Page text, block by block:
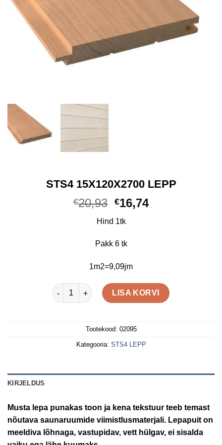
STS4 15X120X2700 LEPP
€20,93 Algne
oli:
€20,93.
€16,74Praegune
Hind 1tk
Pakk 6 tk
1m2=9,09jm
STS4 15X120X2700 LEPP kogus
LISA KORVI
Tootekood: 02095
Kategooria: STS4 LEPP
KIRJELDUS
Musta lepa punakas toon ja kena tekstuur teeb temast
nõutava saunaruumide viimistlusmaterjali. Lepapuit on
meeldiva lõhnaga, vastupidav, vett hülgav, ei sisalda